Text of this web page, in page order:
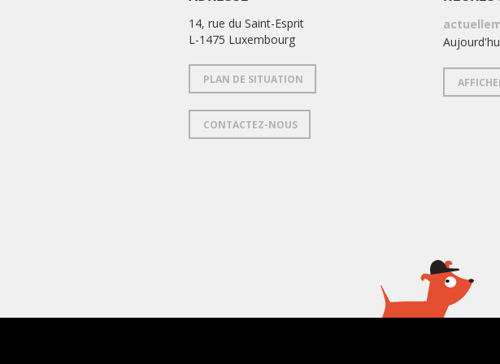
14, rue du Saint-Esprit
L-1475 Luxembourg
PLAN DE SITUATION
CONTACTEZ-NOUS